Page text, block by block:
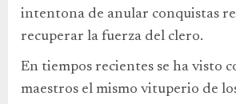
intentona de anular conquistas
recuperar la fuerza del clero.
En tiempos recientes se ha visto
maestros el mismo vituperio de